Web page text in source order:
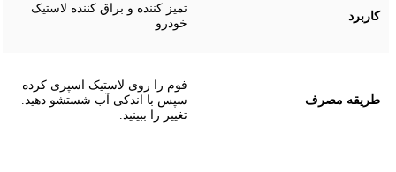
کاربرد
تمیز کننده و براق کننده لاستیک
خودرو
طریقه مصرف
فوم را روی لاستیک اسپری کرده
سپس با اندکی آب شستشو دهید.
تغییر را ببینید.